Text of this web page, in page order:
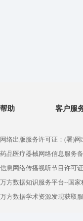
帮助 客户服
网络出版服务许可证：(署)
药品医疗器械网络信息服务
信息网络传播视听节目许可
万方数据知识服务平台--国家
万方数据学术资源发现获取